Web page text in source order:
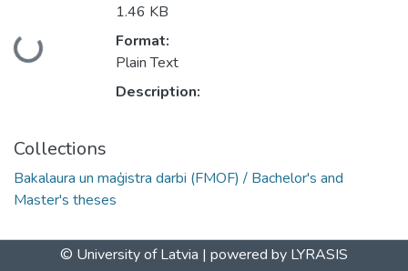
Loading...
1.46 KB
Format:
Plain Text
Description:
Collections
Bakalaura un maģistra darbi (FMOF) / Bachelor's and
Master's theses
© University of Latvia | powered by LYRASIS